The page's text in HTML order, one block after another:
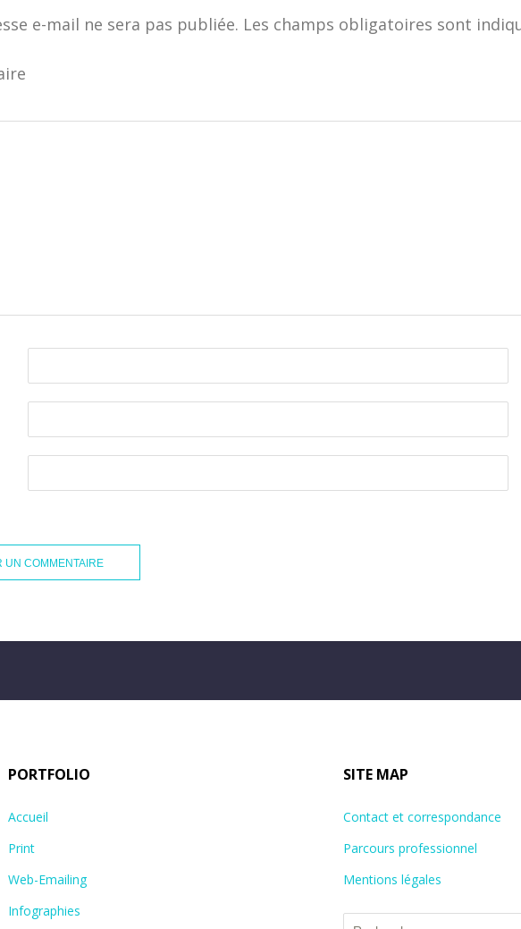
e-mail ne sera pas publiée. Les champs obligatoires sont
PORTFOLIO
Accueil
Print
Web-Emailing
Infographies
SITE MAP
Contact et correspondance
Parcours professionnel
Mentions légales
Rechercher :